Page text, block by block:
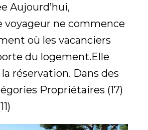
Aujourd’hui,
voyageur ne commence
où les vacanciers
du logement.Elle
réservation. Dans des
Propriétaires (17)